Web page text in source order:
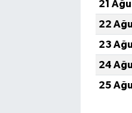
21
22
23
24
25 Ağu